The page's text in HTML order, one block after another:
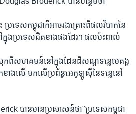
ប្រទេសកម្ពុជាក៏អាចរងគ្រោះពីផលវិបាកនៃ
ងប្រទេសជិតខាងផងដែរ។ ផលប៉ះពាល់
កពីសហគមន៍នៅក្នុងដែនដីសណ្តទន្លេមេគង្គ
ងលើ មកលើប្រព័ន្ធអេកូឡូស៊ីនៃទន្លេនៅ
បានមានប្រសាសន៍ថា"ប្រទេសកម្ពុជា